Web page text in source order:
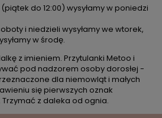
do 12:00) wysyłamy w poniedzi
i niedzieli wysyłamy we wtorek,
w środę.
z imieniem. Przytulanki Metoo i
pod nadzorem osoby dorosłej -
dla niemowląt i małych
się pierwszych oznak
z daleka od ognia.